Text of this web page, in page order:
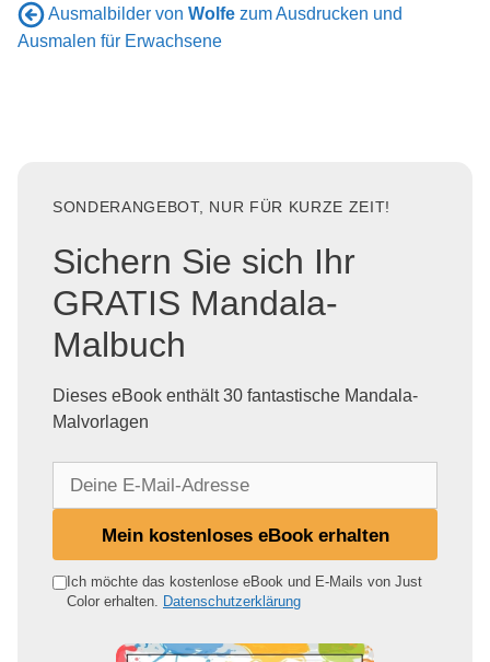
Ausmalbilder von Wolfe zum Ausdrucken und
Ausmalen für Erwachsene
SONDERANGEBOT, NUR FÜR KURZE ZEIT!
Sichern Sie sich Ihr
GRATIS Mandala-
Malbuch
Dieses eBook enthält 30 fantastische Mandala-
Malvorlagen
e
Mein kostenloses eBook erhalten
Ich möchte das kostenlose eBook und E-Mails von Just
Color erhalten.
Datenschutzerklärung